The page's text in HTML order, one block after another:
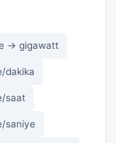
→ gigawatt
dakika
saat
saniye